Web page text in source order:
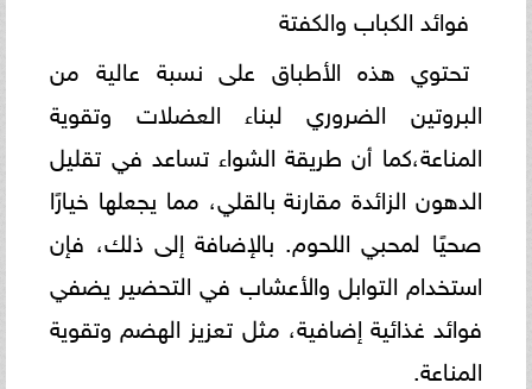
فوائد الكباب والكفتة
تحتوي هذه الأطباق على نسبة عالية من
البروتين الضروري لبناء العضلات وتقوية
المناعة،كما أن طريقة الشواء تساعد في تقليل
الدهون الزائدة مقارنة بالقلي، مما يجعلها خيارًا
صحيًا لمحبي اللحوم. بالإضافة إلى ذلك، فإن
استخدام التوابل والأعشاب في التحضير يضفي
فوائد غذائية إضافية، مثل تعزيز الهضم وتقوية
المناعة.